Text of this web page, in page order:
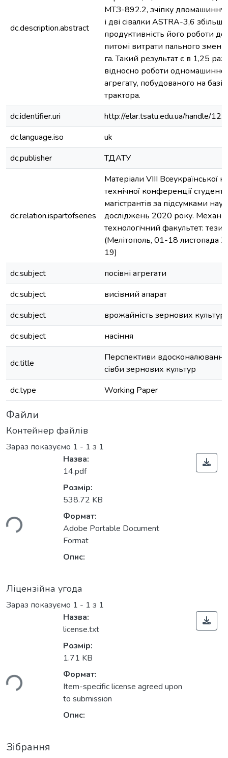
dc.description.abstract
МТЗ-892.2, зчіпку двомашинну
і дві сівалки ASTRA-3,6
продуктивність його роботи до
питомі витрати пального
га. Такий результат є в 1,25
відносно роботи
агрегату, побудованого на базі
трактора.
dc.identifier.uri
http://elar.tsatu.edu.ua/handle/
dc.language.iso
uk
dc.publisher
ТДАТУ
dc.relation.ispartofseries
Матеріали VIIІ Всеукраїнської
технічної конференції
магістрантів за підсумками
досліджень 2020 року.
технологічний факультет: тези
(Мелітополь, 01-18 листопада
19)
dc.subject
посівні агрегати
dc.subject
висівний апарат
dc.subject
врожайність зернових культур
dc.subject
насіння
dc.title
Перспективи вдосконалювання
сівби зернових культур
dc.type
Working Paper
Файли
Контейнер файлів
Зараз показуємо 1 - 1 з 1
Назва:
14.pdf
Розмір:
538.72 KB
Формат:
Adobe Portable Document
Format
Опис:
Ліцензійна угода
Зараз показуємо 1 - 1 з 1
Назва:
license.txt
Розмір:
1.71 KB
Формат:
Item-specific license agreed upon
to submission
Опис:
Зібрання